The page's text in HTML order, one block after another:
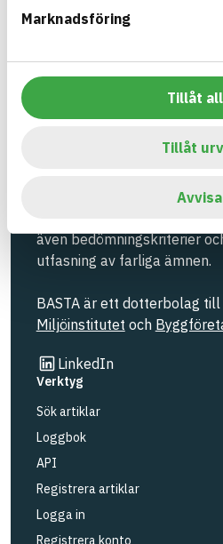
Marknadsföring
Tillåt
Tillåt
Avvisa
Bygg med BASTA -
produktval!
BASTA-systemet är ensamt
hållbarhets information om
även bedömningskriterier
utfasning av farliga ämnen.
BASTA är ett dotterbolag till
Miljöinstitutet och
LinkedIn
Länk till annan webbplats
Verktyg
Sök artiklar
Loggbok
API
Registrera artiklar
Logga in
Registrera konto